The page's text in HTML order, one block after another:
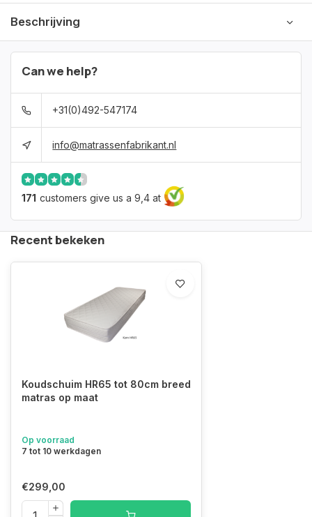
Beschrijving
Can we help?
+31(0)492-547174
info@matrassenfabrikant.nl
171 customers give us a 9,4 at
Recent bekeken
Koudschuim HR65 tot 80cm breed
matras op maat
Op voorraad
7 tot 10 werkdagen
€299,00